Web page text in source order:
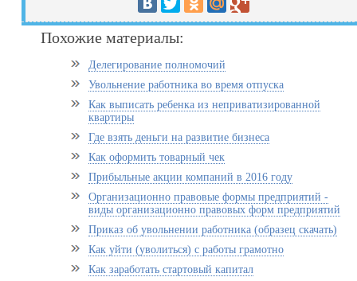
Похожие материалы:
Делегирование полномочий
Увольнение работника во время отпуска
Как выписать ребенка из неприватизированной
квартиры
Где взять деньги на развитие бизнеса
Как оформить товарный чек
Прибыльные акции компаний в 2016 году
Организационно правовые формы предприятий -
виды организационно правовых форм предприятий
Приказ об увольнении работника (образец скачать)
Как уйти (уволиться) с работы грамотно
Как заработать стартовый капитал